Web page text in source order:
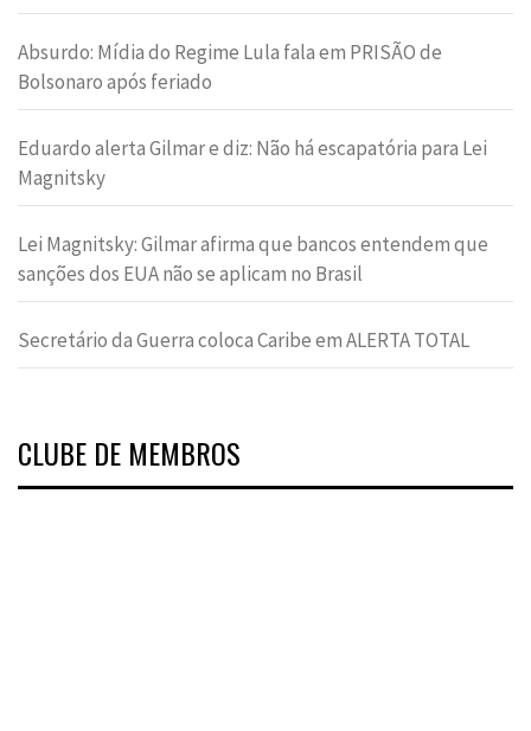
Absurdo: Mídia do Regime Lula fala em PRISÃO de
Bolsonaro após feriado
Eduardo alerta Gilmar e diz: Não há escapatória para Lei
Magnitsky
Lei Magnitsky: Gilmar afirma que bancos entendem que
sanções dos EUA não se aplicam no Brasil
Secretário da Guerra coloca Caribe em ALERTA TOTAL
CLUBE DE MEMBROS